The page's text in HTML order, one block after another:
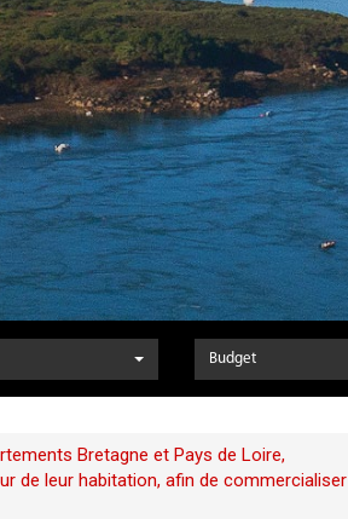
Budget
Bretagne et Pays de Loire,
de leur habitation, afin de commercialiser